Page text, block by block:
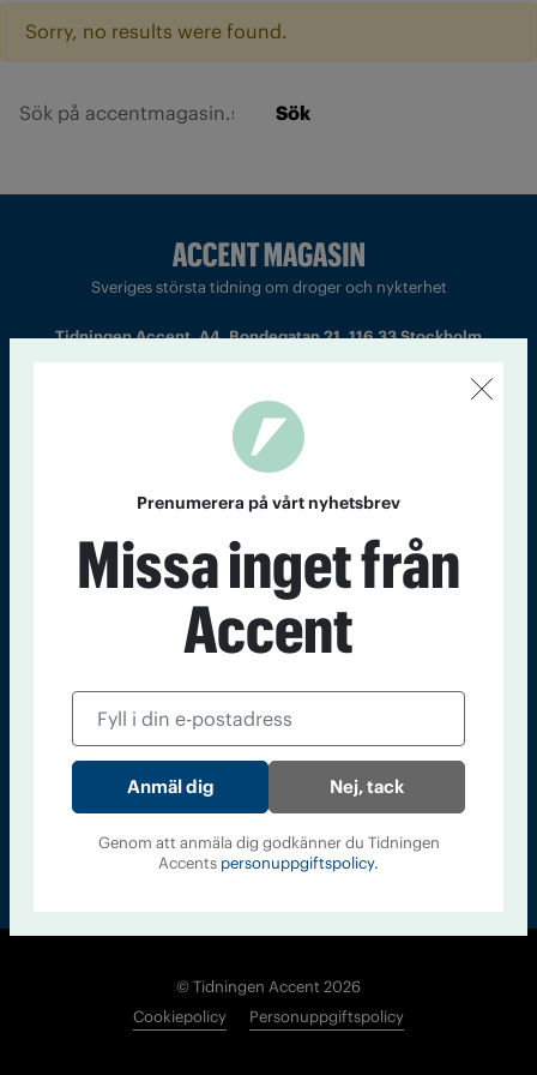
Sorry, no results were found.
Sök
Sveriges största tidning om droger och nykterhet
Tidningen Accent, A4, Bondegatan 21, 116 33 Stockholm
Chefredaktör och ansvarig utgivare: Barbro Janson Lundkvist,
barbro@a4.se.
Kontakt Om Tidningen Tidningsarkiv In English
Läs tidigare
Accent
© Tidningen Accent 2026
Cookiepolicy
Personuppgiftspolicy
Prenumerera på vårt nyhetsbrev
Missa inget från
Accent
Nej, tack
Genom att anmäla dig godkänner du Tidningen
Accents personuppgiftspolicy.